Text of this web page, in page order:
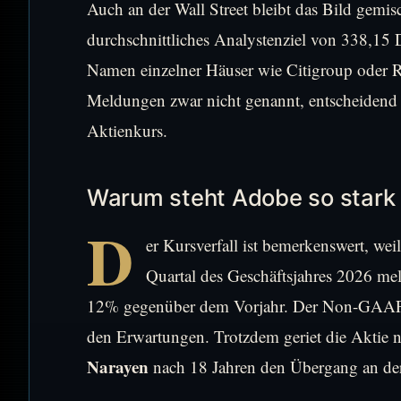
Auch an der Wall Street bleibt das Bild
durchschnittliches Analystenziel von
Namen einzelner Häuser wie Citigroup oder
Meldungen zwar nicht genannt,
Aktienkurs.
Warum steht Adobe so
D
er Kursverfall ist bemerkenswert,
Quartal des Geschäftsjahres 2026
12% gegenüber dem Vorjahr. Der Non-
den Erwartungen. Trotzdem geriet die Aktie
Narayen nach 18 Jahren den Übergang an